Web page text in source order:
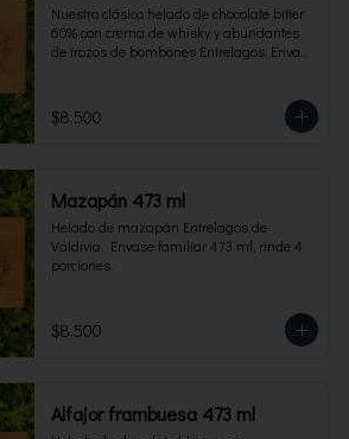
Nuestro clásico helado de chocolate bitter
60% con crema de whisky y abundantes
de trozos de bombones Entrelagos. Envase
$8.500
Mazapán 473 ml
Helado de mazapán Entrelagos de
Valdivia.  Envase familiar 473 ml, rinde 4
porciones.
$8.500
Alfajor frambuesa 473 ml